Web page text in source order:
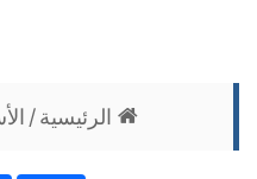
الرئيسية /